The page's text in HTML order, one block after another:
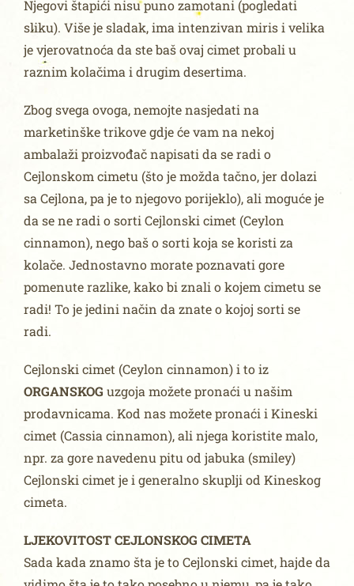
Njegovi štapići nisu puno zamotani (pogledati
sliku). Više je sladak, ima intenzivan miris i velika
je vjerovatnoća da ste baš ovaj cimet probali u
raznim kolačima i drugim desertima.
Zbog svega ovoga, nemojte nasjedati na
marketinške trikove gdje će vam na nekoj
ambalaži proizvođač napisati da se radi o
Cejlonskom cimetu (što je možda tačno, jer dolazi
sa Cejlona, pa je to njegovo porijeklo), ali moguće je
da se ne radi o sorti Cejlonski cimet (Ceylon
cinnamon), nego baš o sorti koja se koristi za
kolače. Jednostavno morate poznavati gore
pomenute razlike, kako bi znali o kojem cimetu se
radi! To je jedini način da znate o kojoj sorti se
radi.
Cejlonski cimet (Ceylon cinnamon) i to iz
ORGANSKOG uzgoja možete pronaći u našim
prodavnicama. Kod nas možete pronaći i Kineski
cimet (Cassia cinnamon), ali njega koristite malo,
npr. za gore navedenu pitu od jabuka (smiley)
Cejlonski cimet je i generalno skuplji od Kineskog
cimeta.
LJEKOVITOST CEJLONSKOG CIMETA
Sada kada znamo šta je to Cejlonski cimet, hajde da